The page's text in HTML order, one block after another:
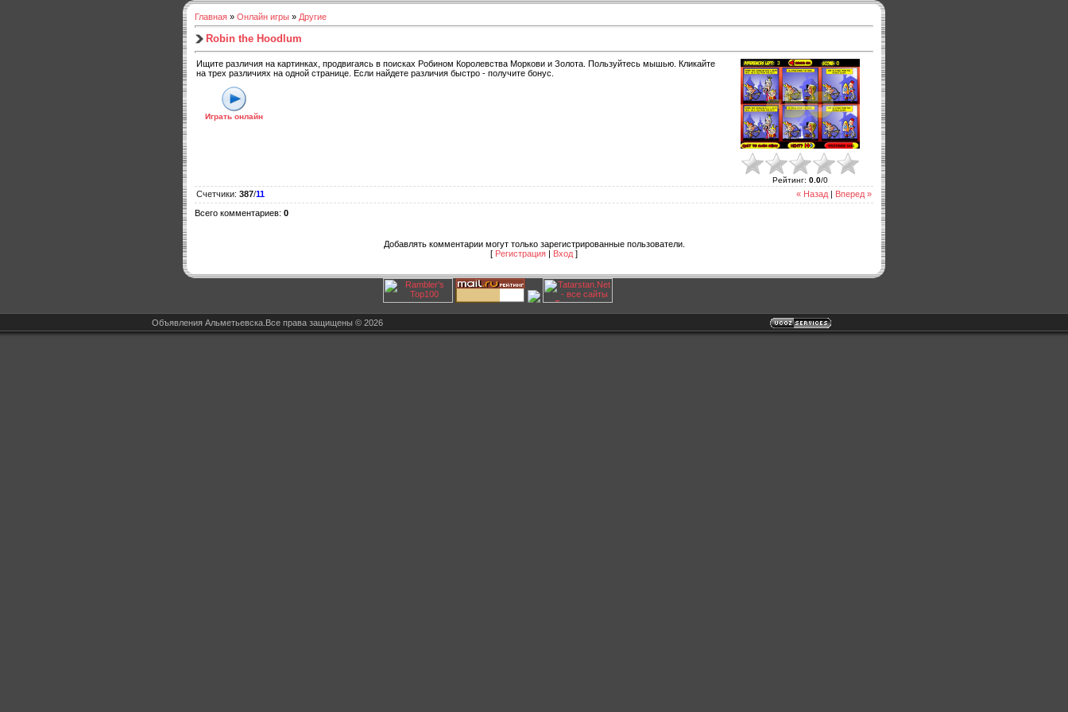
Главная » Онлайн игры » Другие
Robin the Hoodlum
Ищите различия на картинках, продвигаясь в поисках Робином Королевства Моркови и Золота. Пользуйтесь мышью. Кликайте
на трех различиях на одной странице. Если найдете различия быстро - получите бонус.
Играть онлайн
Рейтинг: 0.0/0
« Назад Вперед »
Счетчики: 387/11
Всего комментариев: 0
Добавлять комментарии могут только зарегистрированные пользователи.
[ Регистрация Вход ]
Объявления Альметьевска.Все права защищены © 2026